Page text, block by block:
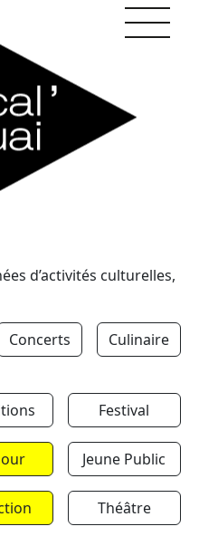
d’activités culturelles,
Concerts Culinaire
Festival
Jeune Public
Théâtre